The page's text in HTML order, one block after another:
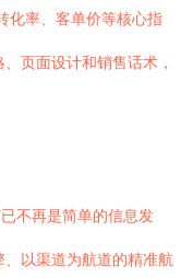
化率、客单价等核心指
页面设计和销售话术，
不再是简单的信息发
以渠道为航道的精准航